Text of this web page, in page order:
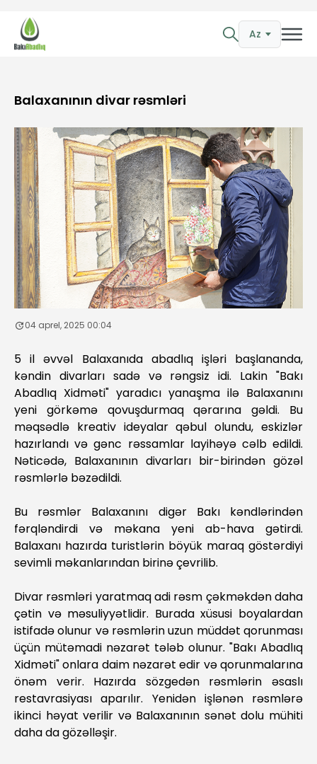
Az
Balaxanının divar rəsmləri
04 aprel, 2025 00:04
5 il əvvəl Balaxanıda abadlıq işləri başlananda,
kəndin divarları sadə və rəngsiz idi. Lakin "Bakı
Abadlıq Xidməti" yaradıcı yanaşma ilə Balaxanını
yeni görkəmə qovuşdurmaq qərarına gəldi. Bu
məqsədlə kreativ ideyalar qəbul olundu, eskizlər
hazırlandı və gənc rəssamlar layihəyə cəlb edildi.
Nəticədə, Balaxanının divarları bir-birindən gözəl
rəsmlərlə bəzədildi.
Bu rəsmlər Balaxanını digər Bakı kəndlərindən
fərqləndirdi və məkana yeni ab-hava gətirdi.
Balaxanı hazırda turistlərin böyük maraq göstərdiyi
sevimli məkanlarından birinə çevrilib.
Divar rəsmləri yaratmaq adi rəsm çəkməkdən daha
çətin və məsuliyyətlidir. Burada xüsusi boyalardan
istifadə olunur və rəsmlərin uzun müddət qorunması
üçün mütəmadi nəzarət tələb olunur. "Bakı Abadlıq
Xidməti" onlara daim nəzarət edir və qorunmalarına
önəm verir. Hazırda sözgedən rəsmlərin əsaslı
restavrasiyası aparılır. Yenidən işlənən rəsmlərə
ikinci həyat verilir və Balaxanının sənət dolu mühiti
daha da gözəlləşir.